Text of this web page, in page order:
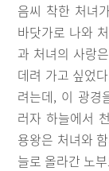
음씨 착한 처녀
바닷가로 나와
과 처녀의 사랑
데려 가고 싶었
려는데, 이 광경
러자 하늘에서
용왕은 처녀와
늘로 올라간 노